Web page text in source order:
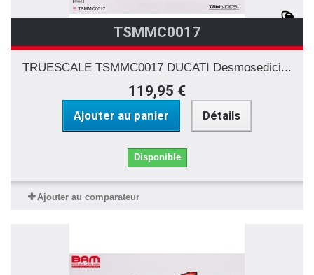
TSMMC0017
TRUESCALE TSMMC0017 DUCATI Desmosedici...
119,95 €
Ajouter au panier Détails
Disponible
Ajouter au comparateur